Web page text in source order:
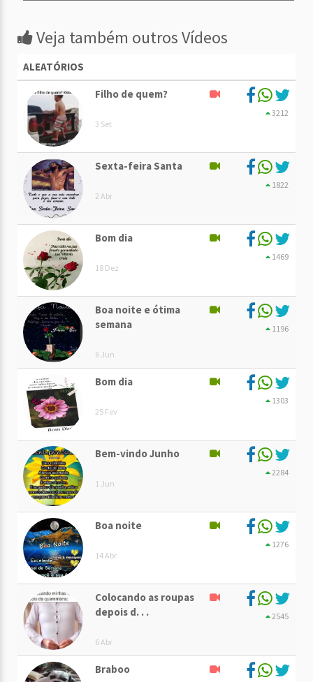
Veja também outros Vídeos
ALEATÓRIOS
Filho de quem?
3 Set
3212
Sexta-feira Santa
2 Abr
1822
Bom dia
18 Dez
1469
Boa noite e ótima
semana
6 Jun
1196
Bom dia
25 Fev
1303
Bem-vindo Junho
1 Jun
2284
Boa noite
14 Abr
1276
Colocando as roupas
depois d. . .
6 Abr
2545
Braboo